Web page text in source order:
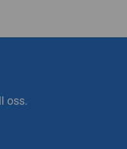
oss.